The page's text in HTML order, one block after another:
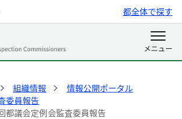
都全体で探す
組織情報
情報公開ポータル
委員報告
都議会定例会監査委員報告